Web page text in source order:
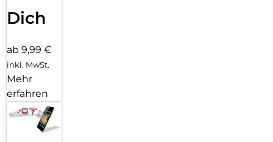
Dich
ab 9,99 €
inkl. MwSt.
Mehr
erfahren